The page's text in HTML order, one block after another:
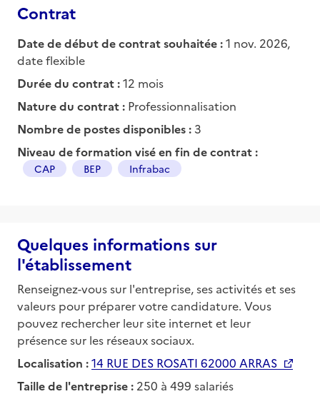
Contrat
Date de début de contrat souhaitée :1 nov. 2026,
date flexible
Durée du contrat :12 mois
Nature du contrat : Professionnalisation
Nombre de postes disponibles : 3
Niveau de formation visé en fin de contrat :
CAP BEP Infrabac
Quelques informations sur
l'établissement
Renseignez-vous sur l'entreprise, ses activités et ses
valeurs pour préparer votre candidature. Vous
pouvez rechercher leur site internet et leur
présence sur les réseaux sociaux.
Localisation :14 RUE DES ROSATI 62000 ARRAS
Taille de l'entreprise : 250 à 499 salariés